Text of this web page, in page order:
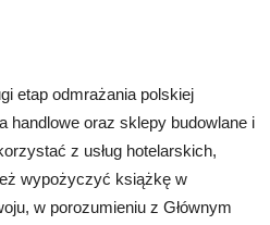
etap odmrażania polskiej
handlowe oraz sklepy budowlane i
z usług hotelarskich,
wypożyczyć książkę w
w porozumieniu z Głównym